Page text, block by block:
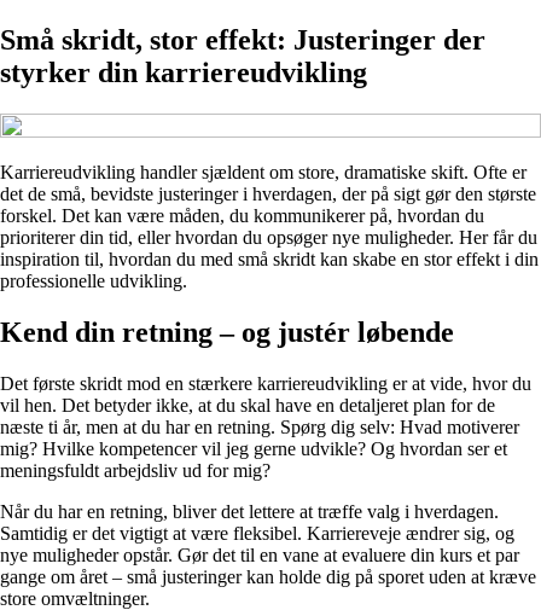
Små skridt, stor effekt: Justeringer der
styrker din karriereudvikling
Karriereudvikling handler sjældent om store, dramatiske skift. Ofte er
det de små, bevidste justeringer i hverdagen, der på sigt gør den største
forskel. Det kan være måden, du kommunikerer på, hvordan du
prioriterer din tid, eller hvordan du opsøger nye muligheder. Her får du
inspiration til, hvordan du med små skridt kan skabe en stor effekt i din
professionelle udvikling.
Kend din retning – og justér løbende
Det første skridt mod en stærkere karriereudvikling er at vide, hvor du
vil hen. Det betyder ikke, at du skal have en detaljeret plan for de
næste ti år, men at du har en retning. Spørg dig selv: Hvad motiverer
mig? Hvilke kompetencer vil jeg gerne udvikle? Og hvordan ser et
meningsfuldt arbejdsliv ud for mig?
Når du har en retning, bliver det lettere at træffe valg i hverdagen.
Samtidig er det vigtigt at være fleksibel. Karriereveje ændrer sig, og
nye muligheder opstår. Gør det til en vane at evaluere din kurs et par
gange om året – små justeringer kan holde dig på sporet uden at kræve
store omvæltninger.